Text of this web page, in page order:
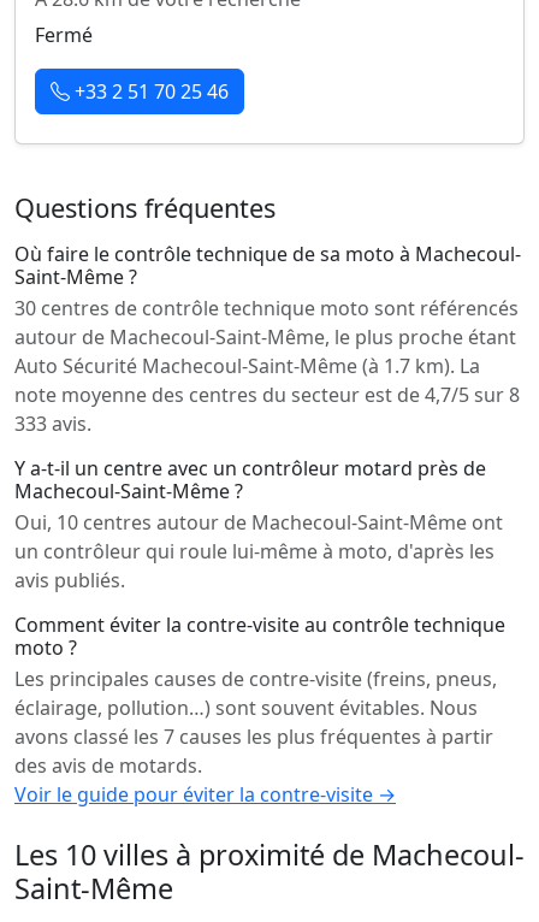
Fermé
+33 2 51 70 25 46
Questions fréquentes
Où faire le contrôle technique de sa moto à Machecoul-
Saint-Même ?
30 centres de contrôle technique moto sont référencés
autour de Machecoul-Saint-Même, le plus proche étant
Auto Sécurité Machecoul-Saint-Même (à 1.7 km). La
note moyenne des centres du secteur est de 4,7/5 sur 8
333 avis.
Y a-t-il un centre avec un contrôleur motard près de
Machecoul-Saint-Même ?
Oui, 10 centres autour de Machecoul-Saint-Même ont
un contrôleur qui roule lui-même à moto, d'après les
avis publiés.
Comment éviter la contre-visite au contrôle technique
moto ?
Les principales causes de contre-visite (freins, pneus,
éclairage, pollution…) sont souvent évitables. Nous
avons classé les 7 causes les plus fréquentes à partir
des avis de motards.
Voir le guide pour éviter la contre-visite →
Les 10 villes à proximité de Machecoul-
Saint-Même